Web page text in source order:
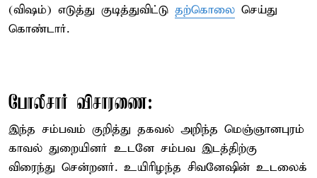
(விஷம்) எடுத்து குடித்துவிட்டு தற்கொலை செய்து
கொண்டார்.
போலீசார் விசாரணை:
இந்த சம்பவம் குறித்து தகவல் அறிந்த மெஞ்ஞானபுரம்
காவல் துறையினர் உடனே சம்பவ இடத்திற்கு
விரைந்து சென்றனர். உயிரிழந்த சிவனேஷின் உடலைக்